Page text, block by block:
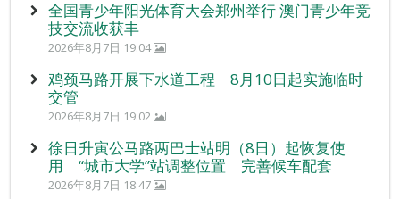
全国青少年阳光体育大会郑州举行 澳门青少年竞
技交流收获丰
2026年8月7日 19:04
鸡颈马路开展下水道工程 8月10日起实施临时
交管
2026年8月7日 19:02
徐日升寅公马路两巴士站明（8日）起恢复使
用 “城市大学”站调整位置 完善候车配套
2026年8月7日 18:47